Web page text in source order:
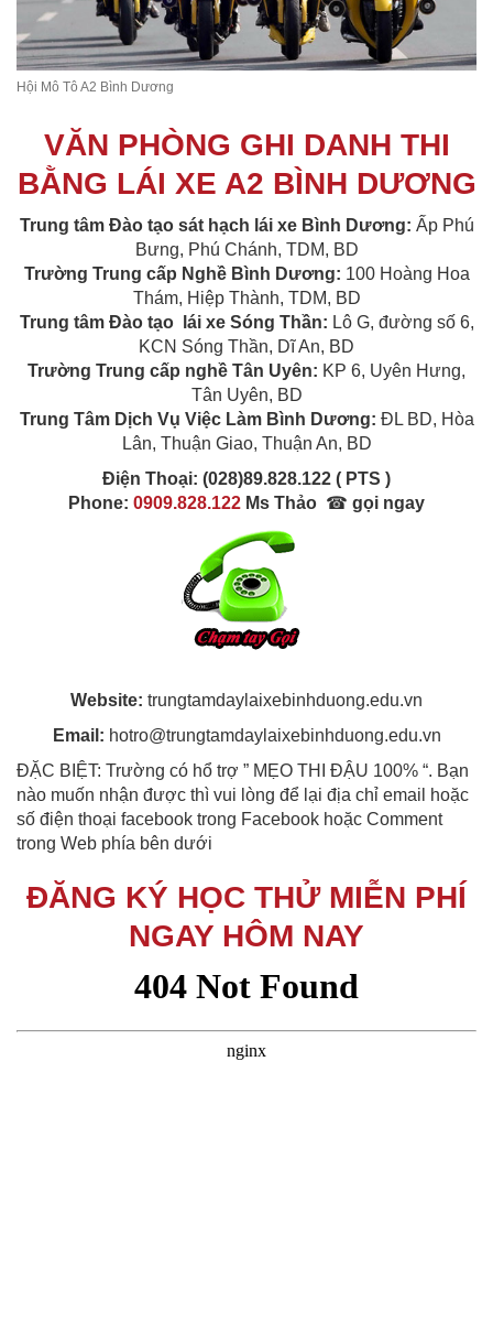
Hội Mô Tô A2 Bình Dương
VĂN PHÒNG GHI DANH THI
BẰNG LÁI XE A2 BÌNH DƯƠNG
Trung tâm Đào tạo sát hạch lái xe Bình Dương: Ấp Phú
Bưng, Phú Chánh, TDM, BD
Trường Trung cấp Nghề Bình Dương: 100 Hoàng Hoa
Thám, Hiệp Thành, TDM, BD
Trung tâm Đào tạo lái xe Sóng Thần: Lô G, đường số 6,
KCN Sóng Thần, Dĩ An, BD
Trường Trung cấp nghề Tân Uyên: KP 6, Uyên Hưng,
Tân Uyên, BD
Trung Tâm Dịch Vụ Việc Làm Bình Dương: ĐL BD, Hòa
Lân, Thuận Giao, Thuận An, BD
Điện Thoại: (028)89.828.122 ( PTS )
Phone: 0909.828.122 Ms Thảo ☎ gọi ngay
Website: trungtamdaylaixebinhduong.edu.vn
Email: hotro@trungtamdaylaixebinhduong.edu.vn
ĐẶC BIỆT: Trường có hổ trợ ” MẸO THI ĐẬU 100% “. Bạn
nào muốn nhận được thì vui lòng để lại địa chỉ email hoặc
số điện thoại facebook trong Facebook hoặc Comment
trong Web phía bên dưới
ĐĂNG KÝ HỌC THỬ MIỄN PHÍ
NGAY HÔM NAY